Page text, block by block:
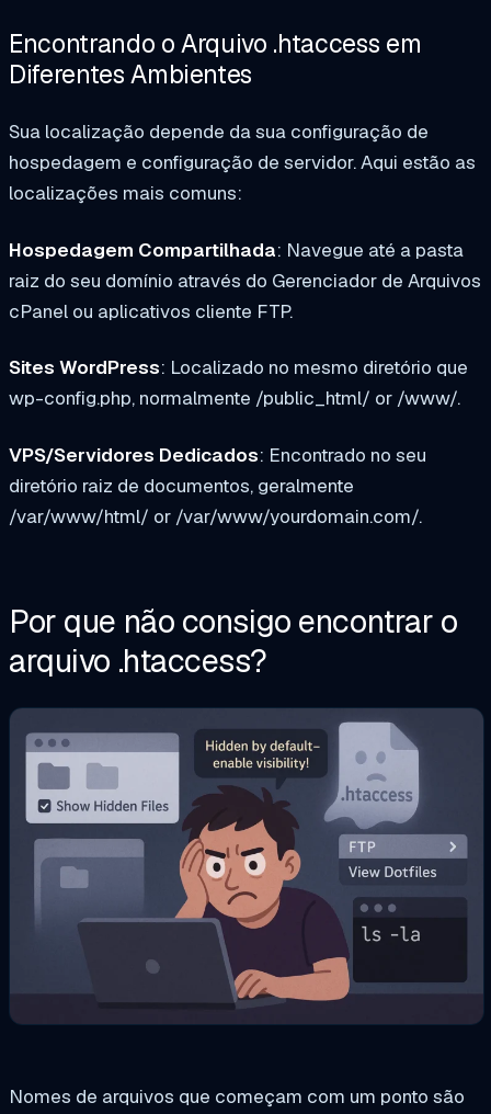
Encontrando o Arquivo .htaccess em
Diferentes Ambientes
Sua localização depende da sua configuração de
hospedagem e configuração de servidor. Aqui estão as
localizações mais comuns:
Hospedagem Compartilhada: Navegue até a pasta
raiz do seu domínio através do Gerenciador de Arquivos
cPanel ou aplicativos cliente FTP.
Sites WordPress: Localizado no mesmo diretório que
wp-config.php, normalmente /public_html/ or /www/.
VPS/Servidores Dedicados: Encontrado no seu
diretório raiz de documentos, geralmente
/var/www/html/ or /var/www/yourdomain.com/.
Por que não consigo encontrar o
arquivo .htaccess?
Nomes de arquivos que começam com um ponto são